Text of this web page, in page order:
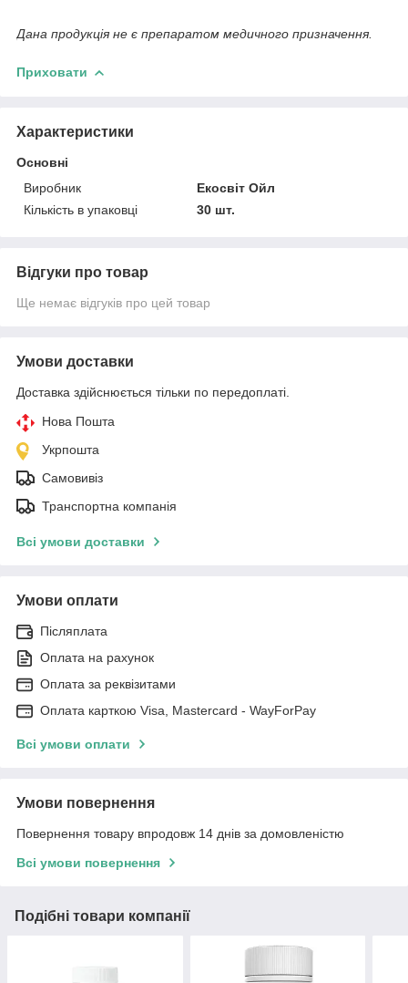
Дана продукція не є препаратом медичного призначення.
Приховати
Характеристики
Основні
Виробник
Екосвіт Ойл
Кількість в упаковці
30 шт.
Відгуки про товар
Ще немає відгуків про цей товар
Умови доставки
Доставка здійснюється тільки по передоплаті.
Нова Пошта
Укрпошта
Самовивіз
Транспортна компанія
Всі умови доставки
Умови оплати
Післяплата
Оплата на рахунок
Оплата за реквізитами
Оплата карткою Visa, Mastercard - WayForPay
Всі умови оплати
Умови повернення
Повернення товару впродовж 14 днів за домовленістю
Всі умови повернення
Подібні товари компанії